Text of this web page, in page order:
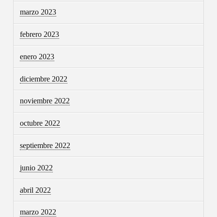
marzo 2023
febrero 2023
enero 2023
diciembre 2022
noviembre 2022
octubre 2022
septiembre 2022
junio 2022
abril 2022
marzo 2022